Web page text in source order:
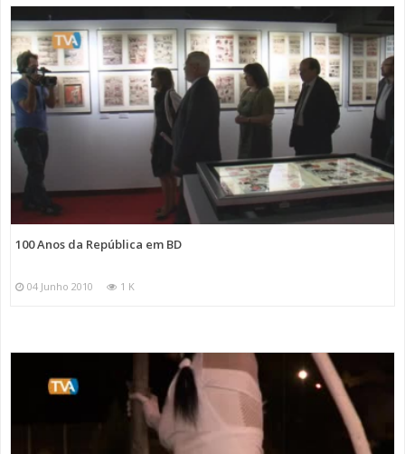
100 Anos da República em BD
04 Junho 2010 1 K